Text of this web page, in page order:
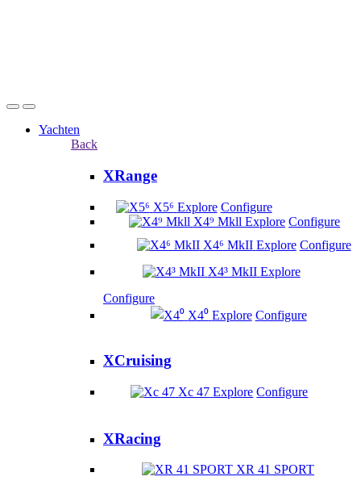
Yachten
Back
XRange
X5⁶ Explore Configure
X4⁹ Mkll Explore Configure
X4⁶ MkII Explore Configure
X4³ MkII Explore
Configure
X4⁰ Explore Configure
XCruising
Xc 47 Explore Configure
XRacing
XR 41 SPORT